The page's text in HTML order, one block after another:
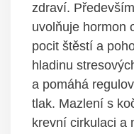
zdraví.
uvolňuje hormon
pocit štěstí a
hladinu
a pomáhá
tlak. Mazlení s
krevní cirkulaci a